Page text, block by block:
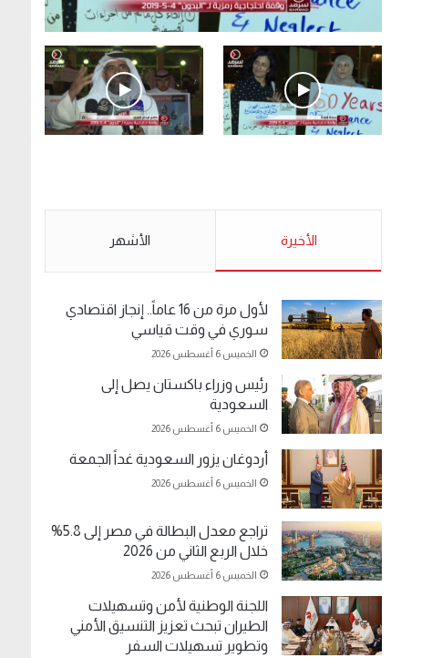
.وقفة احتجاجية رمزية لـ”#البدون” في ساحة الإرادة
الأحد 5 مايو 2019
مخدرات يعني ولا خمر؟!.
الأخيرة الأشهر
لأول مرة من 16 عاماً.. إنجاز اقتصادي
سوري في وقت قياسي
الخميس 6 أغسطس 2026
رئيس وزراء باكستان يصل إلى
السعودية
الخميس 6 أغسطس 2026
أردوغان يزور السعودية غداً الجمعة
الخميس 6 أغسطس 2026
تراجع معدل البطالة في مصر إلى 5.8%
خلال الربع الثاني من 2026
الخميس 6 أغسطس 2026
اللجنة الوطنية لأمن وتسهيلات
الطيران تبحث تعزيز التنسيق الأمني
وتطوير تسهيلات السفر